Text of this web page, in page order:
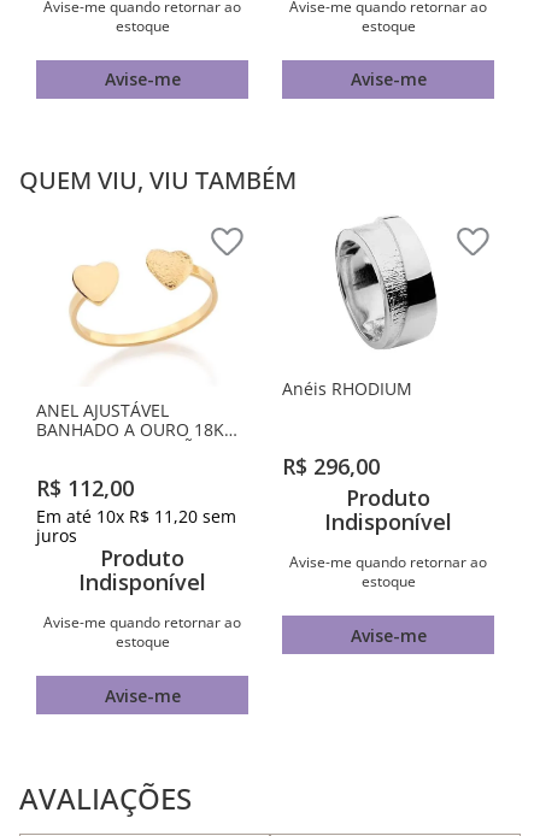
Avise-me quando retornar ao
estoque
Avise-me
Avise-me quando retornar ao
estoque
Avise-me
QUEM VIU, VIU TAMBÉM
ANEL AJUSTÁVEL
BANHADO A OURO 18K
COM DOIS CORAÇÕES
R$ 112,00
Em até 10x R$ 11 ,20 sem
juros
Produto
Indisponível
Avise-me quando retornar ao
estoque
Avise-me
Anéis RHODIUM
R$ 296,00
Produto
Indisponível
Avise-me quando retornar ao
estoque
Avise-me
AVALIAÇÕES